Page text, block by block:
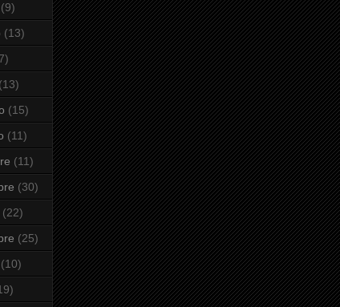
(9)
(13)
(13)
(15)
(11)
(11)
(30)
(22)
(25)
(10)